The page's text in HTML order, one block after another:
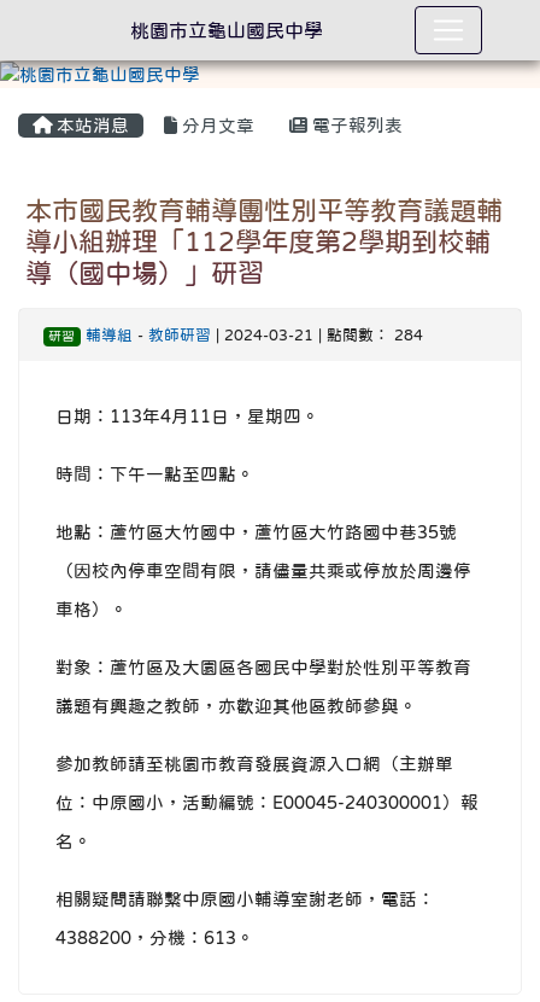
本站消息 分月文章 電子報列表
本市國民教育輔導團性別平等教育議題輔
導小組辦理「112學年度第2學期到校輔
導（國中場）」研習
研習 輔導組 - 教師研習 | 2024-03-21 | 點閱數： 284
日期：113年4月11日，星期四。
時間：下午一點至四點。
地點：蘆竹區大竹國中，蘆竹區大竹路國中巷35號
（因校內停車空間有限，請儘量共乘或停放於周邊停
車格）。
對象：蘆竹區及大園區各國民中學對於性別平等教育
議題有興趣之教師，亦歡迎其他區教師參與。
參加教師請至桃園市教育發展資源入口網（主辦單
位：中原國小，活動編號：E00045-240300001）報
名。
相關疑問請聯繫中原國小輔導室謝老師，電話：
4388200，分機：613。
桃園市立龜山國民中學